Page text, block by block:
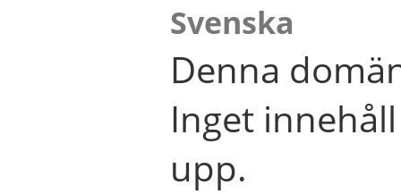
Svenska
Denna
Inget
upp.